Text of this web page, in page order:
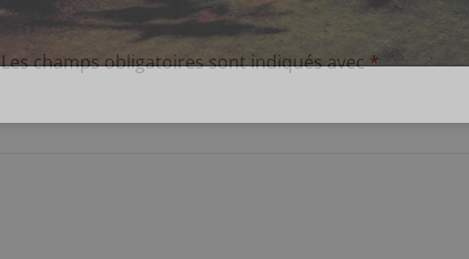
Les champs obligatoires sont indiqués avec*